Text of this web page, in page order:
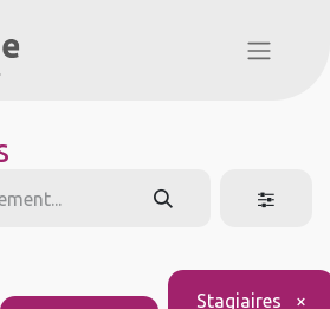
Stagiaires
×